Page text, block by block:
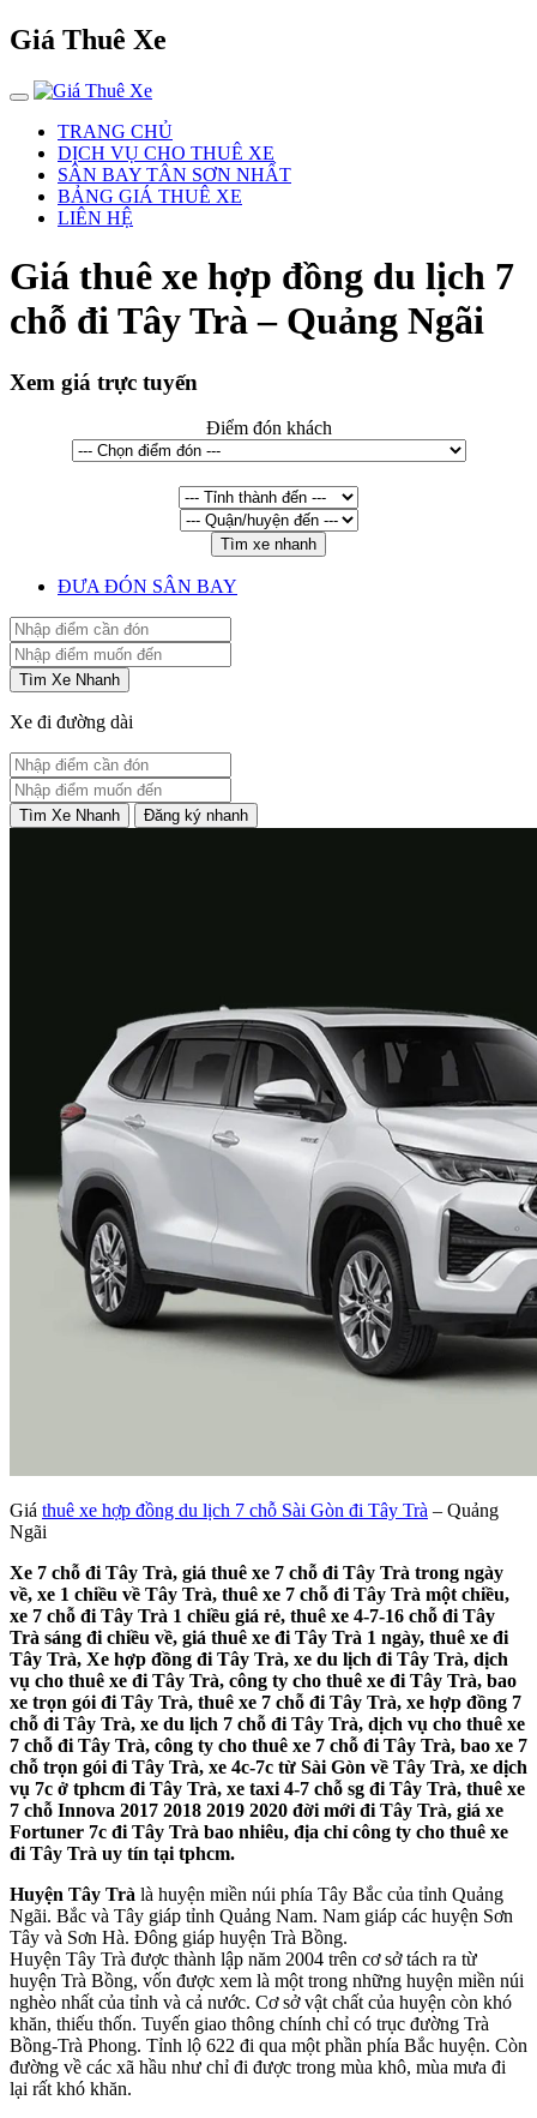
Giá Thuê Xe
TRANG CHỦ
DỊCH VỤ CHO THUÊ XE
SÂN BAY TÂN SƠN NHẤT
BẢNG GIÁ THUÊ XE
LIÊN HỆ
Giá thuê xe hợp đồng du lịch 7
chỗ đi Tây Trà – Quảng Ngãi
Xem giá trực tuyến
Điểm đón khách
Tìm xe nhanh
ĐƯA ĐÓN SÂN BAY
Tìm Xe Nhanh
Xe đi đường dài
Tìm Xe Nhanh Đăng ký nhanh
Giá thuê xe hợp đồng du lịch 7 chỗ Sài Gòn đi Tây Trà – Quảng
Ngãi
Xe 7 chỗ đi Tây Trà, giá thuê xe 7 chỗ đi Tây Trà trong ngày
về, xe 1 chiều về Tây Trà, thuê xe 7 chỗ đi Tây Trà một chiều,
xe 7 chỗ đi Tây Trà 1 chiều giá rẻ, thuê xe 4-7-16 chỗ đi Tây
Trà sáng đi chiều về, giá thuê xe đi Tây Trà 1 ngày, thuê xe đi
Tây Trà, Xe hợp đồng đi Tây Trà, xe du lịch đi Tây Trà, dịch
vụ cho thuê xe đi Tây Trà, công ty cho thuê xe đi Tây Trà, bao
xe trọn gói đi Tây Trà, thuê xe 7 chỗ đi Tây Trà, xe hợp đồng 7
chỗ đi Tây Trà, xe du lịch 7 chỗ đi Tây Trà, dịch vụ cho thuê xe
7 chỗ đi Tây Trà, công ty cho thuê xe 7 chỗ đi Tây Trà, bao xe 7
chỗ trọn gói đi Tây Trà, xe 4c-7c từ Sài Gòn về Tây Trà, xe dịch
vụ 7c ở tphcm đi Tây Trà, xe taxi 4-7 chỗ sg đi Tây Trà, thuê xe
7 chỗ Innova 2017 2018 2019 2020 đời mới đi Tây Trà, giá xe
Fortuner 7c đi Tây Trà bao nhiêu, địa chỉ công ty cho thuê xe
đi Tây Trà uy tín tại tphcm.
Huyện Tây Trà là huyện miền núi phía Tây Bắc của tỉnh Quảng
Ngãi. Bắc và Tây giáp tỉnh Quảng Nam. Nam giáp các huyện Sơn
Tây và Sơn Hà. Đông giáp huyện Trà Bồng.
Huyện Tây Trà được thành lập năm 2004 trên cơ sở tách ra từ
huyện Trà Bồng, vốn được xem là một trong những huyện miền núi
nghèo nhất của tỉnh và cả nước. Cơ sở vật chất của huyện còn khó
khăn, thiếu thốn. Tuyến giao thông chính chỉ có trục đường Trà
Bồng-Trà Phong. Tỉnh lộ 622 đi qua một phần phía Bắc huyện. Còn
đường về các xã hầu như chỉ đi được trong mùa khô, mùa mưa đi
lại rất khó khăn.